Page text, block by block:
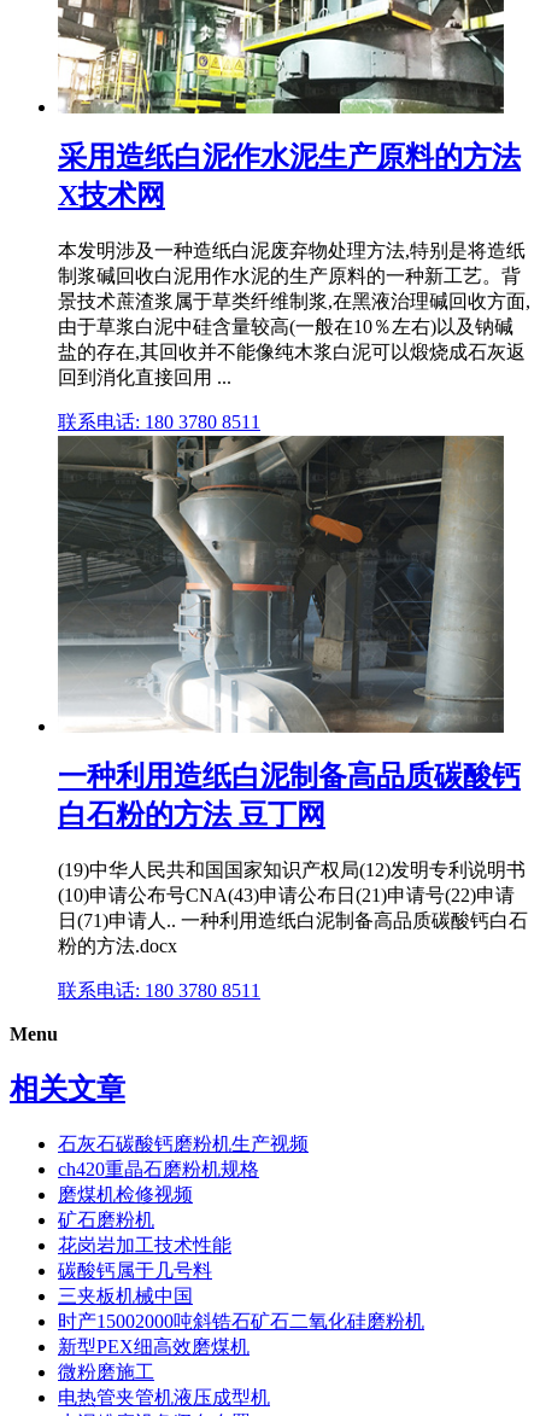
采用造纸白泥作水泥生产原料的方法
X技术网
本发明涉及一种造纸白泥废弃物处理方法,特别是将造纸
制浆碱回收白泥用作水泥的生产原料的一种新工艺。背
景技术蔗渣浆属于草类纤维制浆,在黑液治理碱回收方面,
由于草浆白泥中硅含量较高(一般在10％左右)以及钠碱
盐的存在,其回收并不能像纯木浆白泥可以煅烧成石灰返
回到消化直接回用 ...
联系电话: 180 3780 8511
一种利用造纸白泥制备高品质碳酸钙
白石粉的方法 豆丁网
(19)中华人民共和国国家知识产权局(12)发明专利说明书
(10)申请公布号CNA(43)申请公布日(21)申请号(22)申请
日(71)申请人.. 一种利用造纸白泥制备高品质碳酸钙白石
粉的方法.docx
联系电话: 180 3780 8511
Menu
相关文章
石灰石碳酸钙磨粉机生产视频
ch420重晶石磨粉机规格
磨煤机检修视频
矿石磨粉机
花岗岩加工技术性能
碳酸钙属于几号料
三夹板机械中国
时产15002000吨斜锆石矿石二氧化硅磨粉机
新型PEX细高效磨煤机
微粉磨施工
电热管夹管机液压成型机